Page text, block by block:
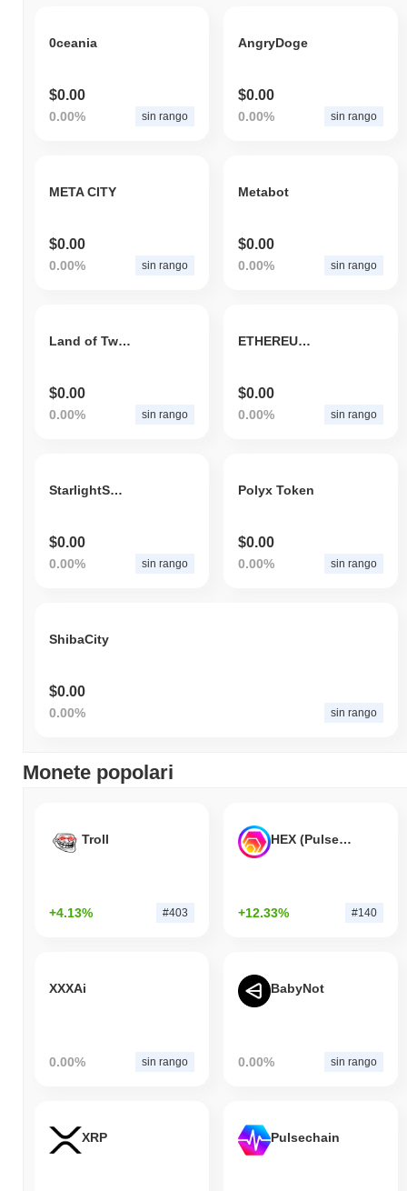
0ceania
$0.00
0.00% sin rango
AngryDoge
$0.00
0.00% sin rango
META CITY
$0.00
0.00% sin rango
Metabot
$0.00
0.00% sin rango
Land of Twin Cities
$0.00
0.00% sin rango
ETHEREUM CASH
$0.00
0.00% sin rango
StarlightSwap Token
$0.00
0.00% sin rango
Polyx Token
$0.00
0.00% sin rango
ShibaCity
$0.00
0.00% sin rango
Monete popolari
Troll
+4.13% #403
HEX (Pulsechain)
+12.33% #140
XXXAi
0.00% sin rango
BabyNot
0.00% sin rango
XRP Pulsechain